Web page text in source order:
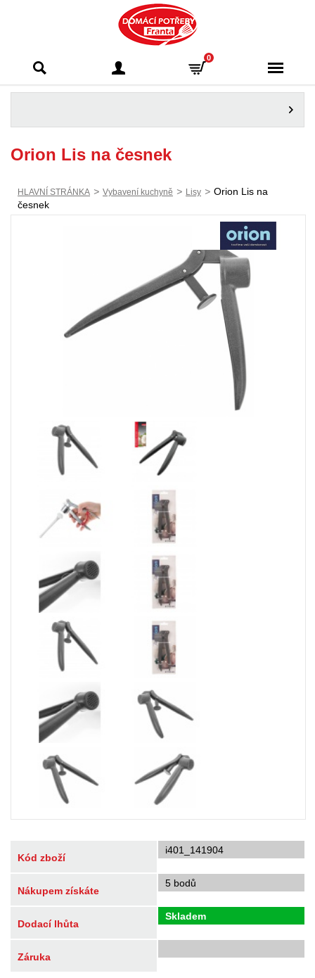
Franta - Příbram
0
Orion Lis na česnek
HLAVNÍ STRÁNKA > Vybavení kuchyně > Lisy > Orion Lis na
česnek
Kód zboží
i401_141904
Nákupem získáte
5 bodů
Dodací lhůta
Skladem
Záruka